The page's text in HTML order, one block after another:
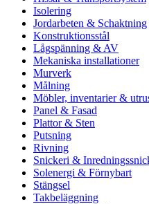
Isolering
Jordarbeten & Schaktning
Konstruktionsstål
Lågspänning & AV
Mekaniska installationer
Murverk
Målning
Möbler, inventarier &
Panel & Fasad
Plattor & Sten
Putsning
Rivning
Snickeri &
Solenergi & Förnybart
Stängsel
Takbeläggning